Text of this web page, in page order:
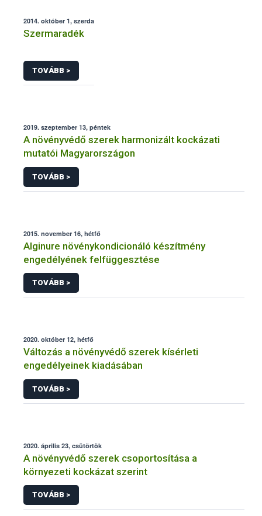
2014. október 1, szerda
Szermaradék
TOVÁBB >
2019. szeptember 13, péntek
A növényvédő szerek harmonizált kockázati
mutatói Magyarországon
TOVÁBB >
2015. november 16, hétfő
Alginure növénykondicionáló készítmény
engedélyének felfüggesztése
TOVÁBB >
2020. október 12, hétfő
Változás a növényvédő szerek kísérleti
engedélyeinek kiadásában
TOVÁBB >
2020. április 23, csütörtök
A növényvédő szerek csoportosítása a
környezeti kockázat szerint
TOVÁBB >